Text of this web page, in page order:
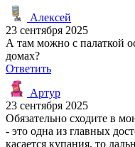
Алексей
23 сентября 2025
А там можно с палаткой
домах?
Ответить
Артур
23 сентября 2025
Обязательно сходите в
- это одна из главных
касается купания, то